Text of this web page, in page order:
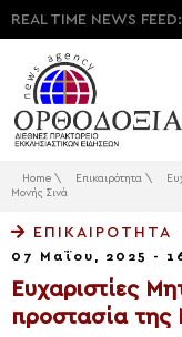
REAL TIME NEWS FEED:
Home \ Επικαιρότητα \
Μονής Σινά
ΕΠΙΚΑΙΡΌΤΗΤΑ
07 Μαΐου, 2025 -
Ευχαριστίες
προστασία της